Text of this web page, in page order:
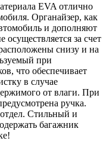
EVA отлично
Органайзер, как
и дополняют
за счет
снизу и на
при
что обеспечивает
в случае
от влаги. При
ручка.
Стильный и
багажник